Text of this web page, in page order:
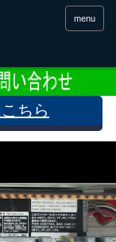
menu
ちら